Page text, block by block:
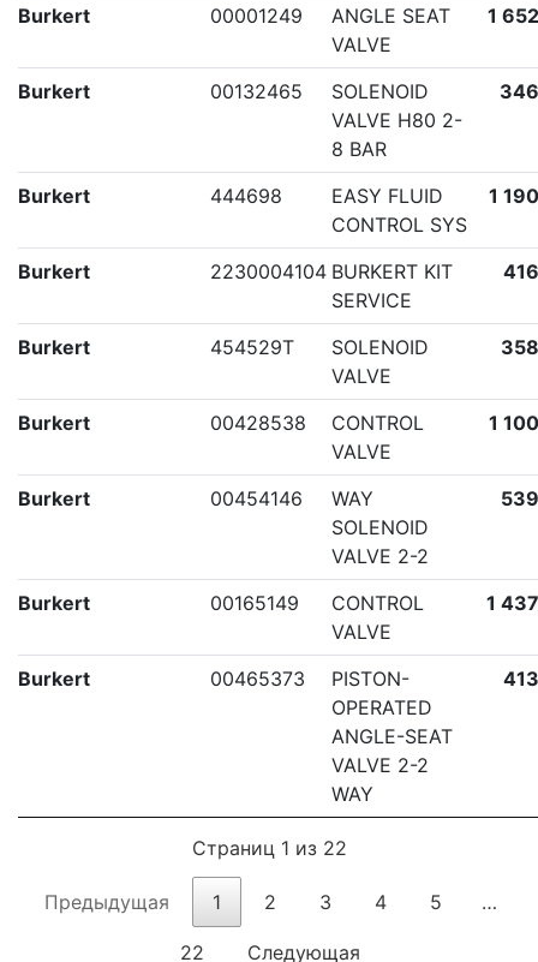
Burkert 00001249
ANGLE SEAT
VALVE
1
Burkert 00132465
SOLENOID
VALVE H80 2-
8 BAR
Burkert 444698
EASY FLUID
CONTROL SYS
1
Burkert 2230004104 BURKERT KIT
SERVICE
Burkert 454529T
SOLENOID
VALVE
Burkert 00428538
CONTROL
VALVE
1
Burkert 00454146
WAY
SOLENOID
VALVE 2-2
Burkert 00165149
CONTROL
VALVE
1
Burkert 00465373
PISTON-
OPERATED
ANGLE-SEAT
VALVE 2-2
WAY
Страниц 1 из 22
Предыдущая 1 2 3 4 5 …
22 Следующая